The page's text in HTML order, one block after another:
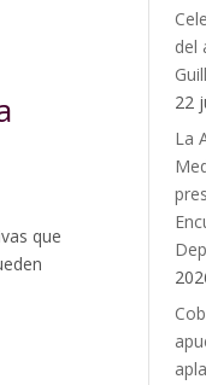
que
del
22
La